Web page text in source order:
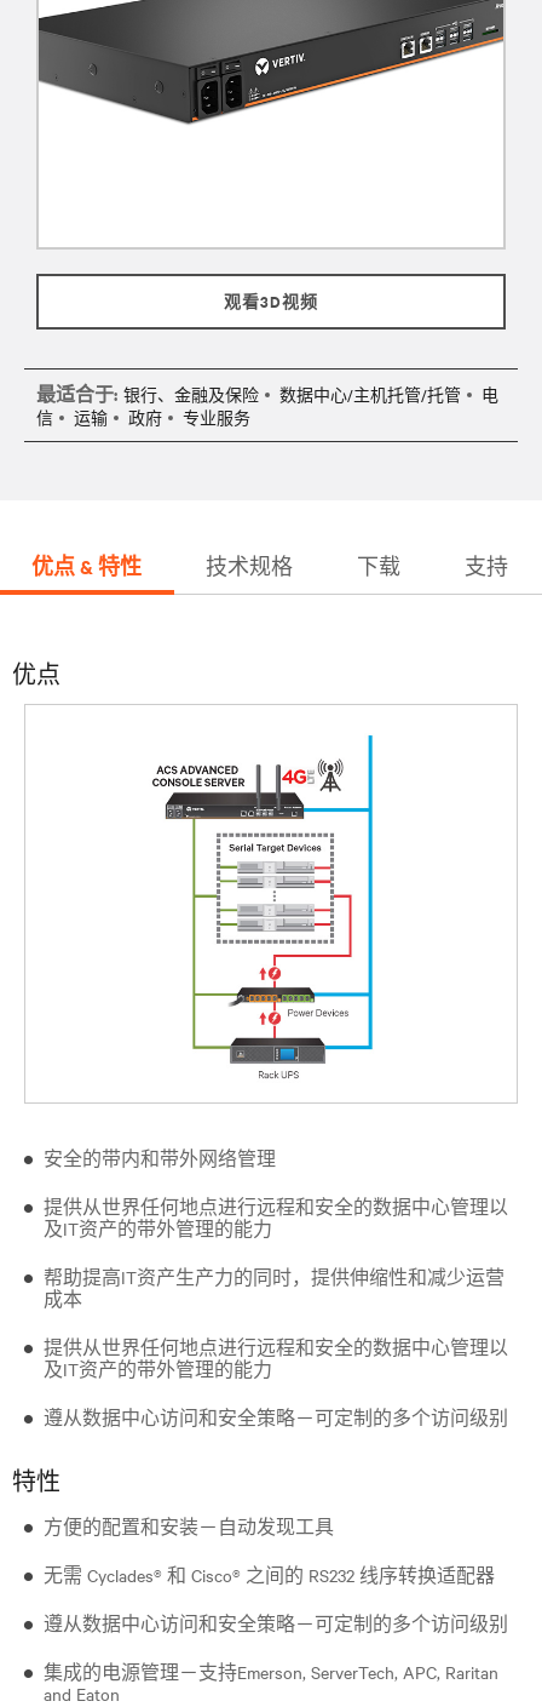
观看3D视频
最适合于: 银行、金融及保险 数据中心/主机托管/托管
电
信
运输 政府 专业服务
优点 & 特性 技术规格 下载 支持
优点
安全的带内和带外网络管理
提供从世界任何地点进行远程和安全的数据中心管理以
及IT资产的带外管理的能力
帮助提高IT资产生产力的同时，提供伸缩性和减少运营
成本
提供从世界任何地点进行远程和安全的数据中心管理以
及IT资产的带外管理的能力
遵从数据中心访问和安全策略－可定制的多个访问级别
特性
方便的配置和安装－自动发现工具
无需 Cyclades® 和 Cisco® 之间的 RS232 线序转换适配器
遵从数据中心访问和安全策略－可定制的多个访问级别
集成的电源管理－支持Emerson, ServerTech, APC, Raritan
and Eaton